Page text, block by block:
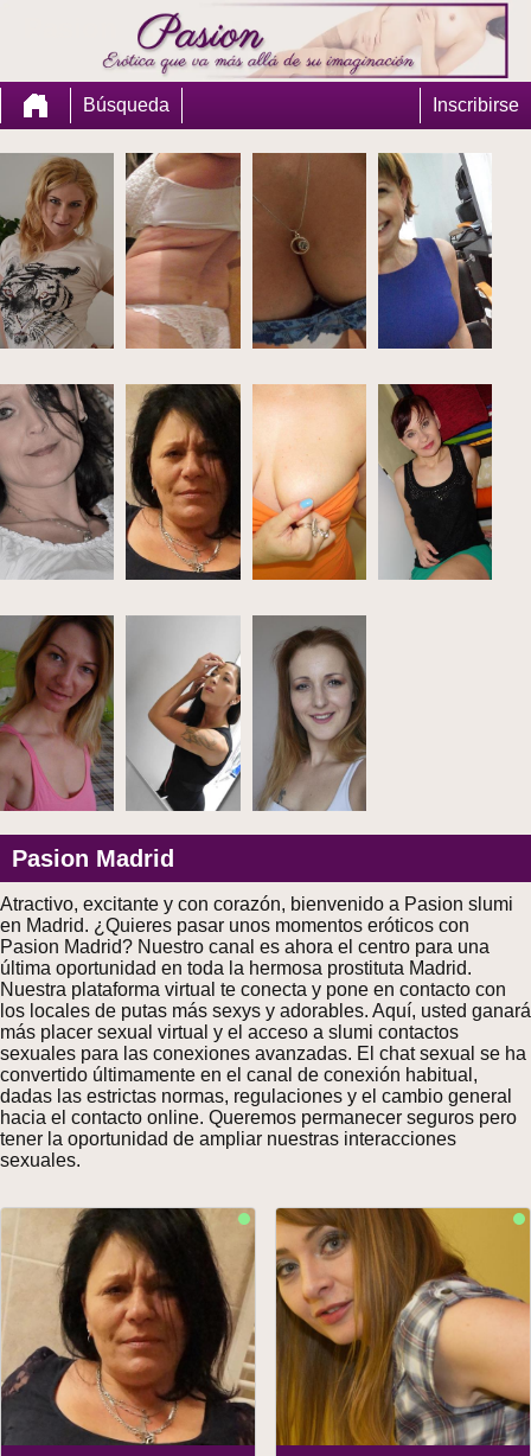
Búsqueda Inscribirse
Pasion Madrid
Atractivo, excitante y con corazón, bienvenido a Pasion slumi
en Madrid. ¿Quieres pasar unos momentos eróticos con
Pasion Madrid? Nuestro canal es ahora el centro para una
última oportunidad en toda la hermosa prostituta Madrid.
Nuestra plataforma virtual te conecta y pone en contacto con
los locales de putas más sexys y adorables. Aquí, usted ganará
más placer sexual virtual y el acceso a slumi contactos
sexuales para las conexiones avanzadas. El chat sexual se ha
convertido últimamente en el canal de conexión habitual,
dadas las estrictas normas, regulaciones y el cambio general
hacia el contacto online. Queremos permanecer seguros pero
tener la oportunidad de ampliar nuestras interacciones
sexuales.